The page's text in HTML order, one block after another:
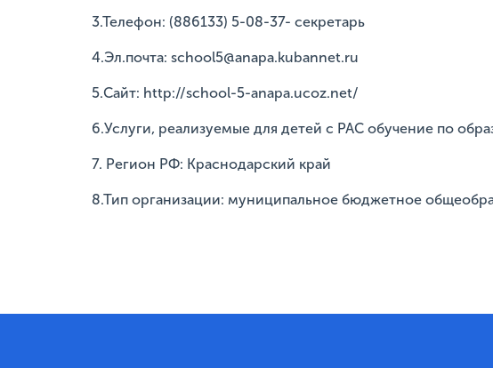
3.Телефон: (886133) 5-08-37- секретарь
4.Эл.почта: school5@anapa.kubannet.ru
5.Сайт: http://school-5-anapa.ucoz.net/
6.Услуги, реализуемые для детей с РАС обучение по
7. Регион РФ: Краснодарский край
8.Тип организации: муниципальное бюджетное